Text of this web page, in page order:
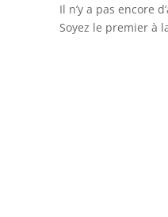
Il n’y a pas encore
Soyez le premier à